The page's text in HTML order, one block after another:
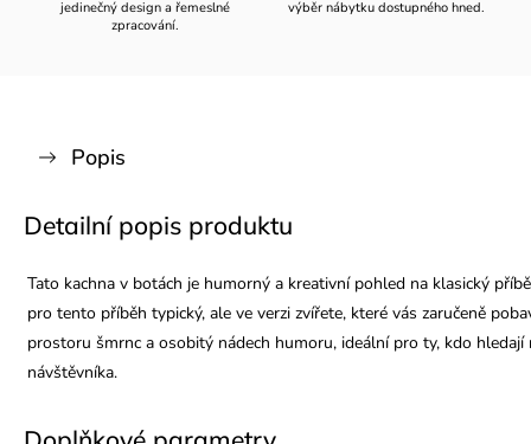
jedinečný design a řemeslné
zpracování.
výběr nábytku dostupného hned.
Popis
Detailní popis produktu
Tato kachna v botách je humorný a kreativní pohled na klasický
pro tento příběh typický, ale ve verzi zvířete, které vás zaručeně
prostoru šmrnc a osobitý nádech humoru, ideální pro ty, kdo
návštěvníka.